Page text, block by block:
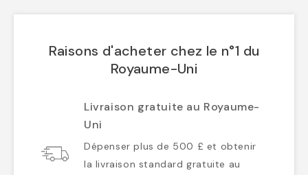
Raisons d'acheter chez le n°1 du
Royaume-Uni
Livraison gratuite au Royaume-
Uni
Dépenser plus de 500 £ et obtenir
la livraison standard gratuite au